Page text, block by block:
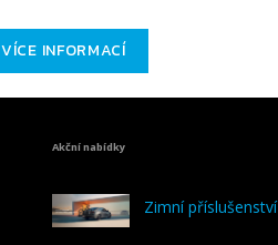
VÍCE INFORMACÍ
Akční nabídky
Zimní